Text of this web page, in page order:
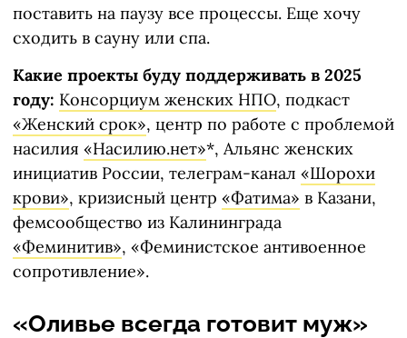
поставить на паузу все процессы. Еще хочу
сходить в сауну или спа.
Какие проекты буду поддерживать в 2025
году: Консорциум женских НПО, подкаст
«Женский срок», центр по работе с проблемой
насилия «Насилию.нет»*, Альянс женских
инициатив России, телеграм-канал «Шорохи
крови», кризисный центр «Фатима» в Казани,
фемсообщество из Калининграда
«Феминитив», «Феминистское антивоенное
сопротивление».
«Оливье всегда готовит муж»